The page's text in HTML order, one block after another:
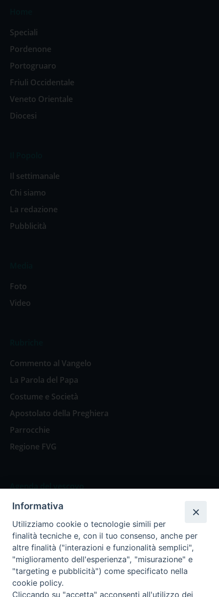
Speciali
Pordenone
Portogruaro
Friuli Occidentale
Veneto Orientale
Diocesi
Il settimanale
Chi siamo
La redazione
Pubblicità
Foto
Video
Commento al Vangelo
La Parola del Papa
Costume e Società
Apostolato della Preghiera
Parrocchie
Regione FVG
Agenda del vescovo
Agenda del vescovo
Privacy Policy Trasparenza
Termini e Condizioni
Informativa
Utilizziamo cookie o tecnologie simili per
finalità tecniche e, con il tuo consenso, anche per
altre finalità ("interazioni e funzionalità semplici",
"miglioramento dell'esperienza", "misurazione" e
"targeting e pubblicità") come specificato nella
cookie policy.
Cliccando su "accetta" acconsenti all'utilizzo dei